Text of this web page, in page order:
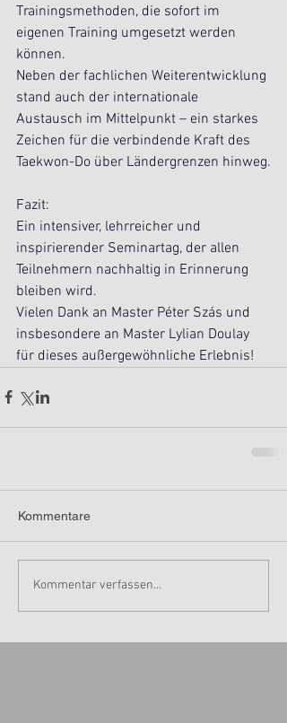
Trainingsmethoden, die sofort im
eigenen Training umgesetzt werden
können.
Neben der fachlichen Weiterentwicklung
stand auch der internationale
Austausch im Mittelpunkt – ein starkes
Zeichen für die verbindende Kraft des
Taekwon-Do über Ländergrenzen hinweg.
Fazit:
Ein intensiver, lehrreicher und
inspirierender Seminartag, der allen
Teilnehmern nachhaltig in Erinnerung
bleiben wird.
Vielen Dank an Master Péter Szás und
insbesondere an Master Lylian Doulay
für dieses außergewöhnliche Erlebnis!
Kommentare
Kommentar verfassen...